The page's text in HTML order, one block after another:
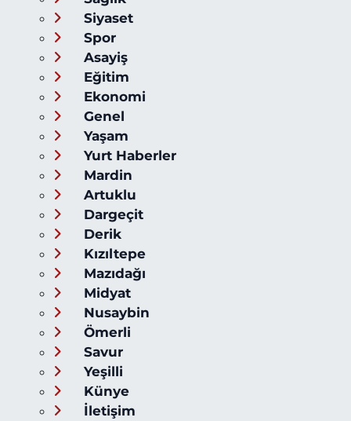
Siyaset
Spor
Asayiş
Eğitim
Ekonomi
Genel
Yaşam
Yurt Haberler
Mardin
Artuklu
Dargeçit
Derik
Kızıltepe
Mazıdağı
Midyat
Nusaybin
Ömerli
Savur
Yeşilli
Künye
İletişim